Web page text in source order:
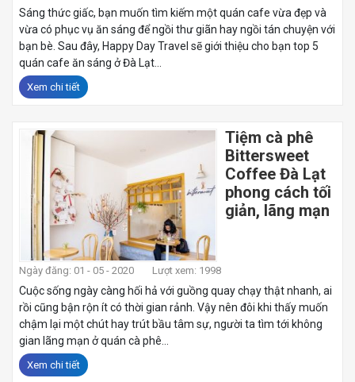
Sáng thức giấc, bạn muốn tìm kiếm một quán cafe vừa đẹp và
vừa có phục vụ ăn sáng để ngồi thư giãn hay ngồi tán chuyện với
bạn bè. Sau đây, Happy Day Travel sẽ giới thiệu cho bạn top 5
quán cafe ăn sáng ở Đà Lạt...
Xem chi tiết
Tiệm cà phê
Bittersweet
Coffee Đà Lạt
phong cách tối
giản, lãng mạn
Ngày đăng: 01 - 05 - 2020 Lượt xem: 1998
Cuộc sống ngày càng hối hả với guồng quay chạy thật nhanh, ai
rồi cũng bận rộn ít có thời gian rảnh. Vậy nên đôi khi thấy muốn
chậm lại một chút hay trút bầu tâm sự, người ta tìm tới không
gian lãng mạn ở quán cà phê...
Xem chi tiết